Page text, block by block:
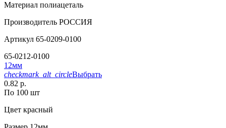
Материал полиацеталь
Производитель РОССИЯ
Артикул 65-0209-0100
65-0212-0100
12мм
checkmark_alt_circleВыбрать
0.82 р.
По 100 шт
Цвет красный